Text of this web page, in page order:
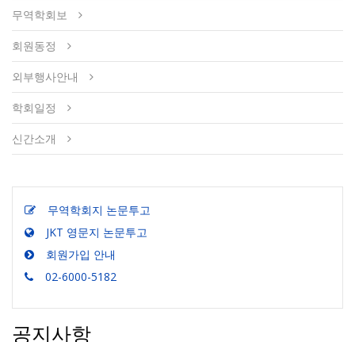
무역학회보
회원동정
외부행사안내
학회일정
신간소개
무역학회지 논문투고
JKT 영문지 논문투고
회원가입 안내
02-6000-5182
공지사항